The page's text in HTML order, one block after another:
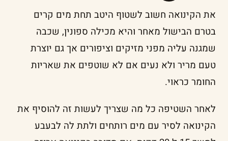
את הקינואה חשוב לשטוף היטב תחת מים קרים
בטרם הבישול מאחר והיא מכילה ספונין, שכבה
שמגנה עליה מפני מזיקים וציפורים אך גם יוצרת
טעם מריר ולא נעים אם לא שוטפים את שאריות
החומר כראוי.
לאחר השטיפה כל מה שצריך לעשות זה להוסיף את
הקינואה לסיר עם מים רותחים ולתת לה לבעבע